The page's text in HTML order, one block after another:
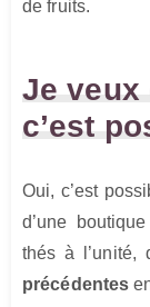
de fruits.
Je veux
c’est
Oui, c’est
d’une
thés à l’unité,
précédentes